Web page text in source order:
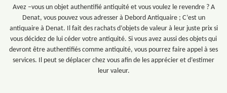
Avez –vous un objet authentifié antiquité et vous voulez le revendre ? A
Denat, vous pouvez vous adresser à Debord Antiquaire ; C’est un
antiquaire à Denat. Il fait des rachats d’objets de valeur à leur juste prix si
vous décidez de lui céder votre antiquité. Si vous avez aussi des objets qui
devront être authentifiés comme antiquité, vous pourrez faire appel à ses
services. Il peut se déplacer chez vous afin de les apprécier et d’estimer
leur valeur.